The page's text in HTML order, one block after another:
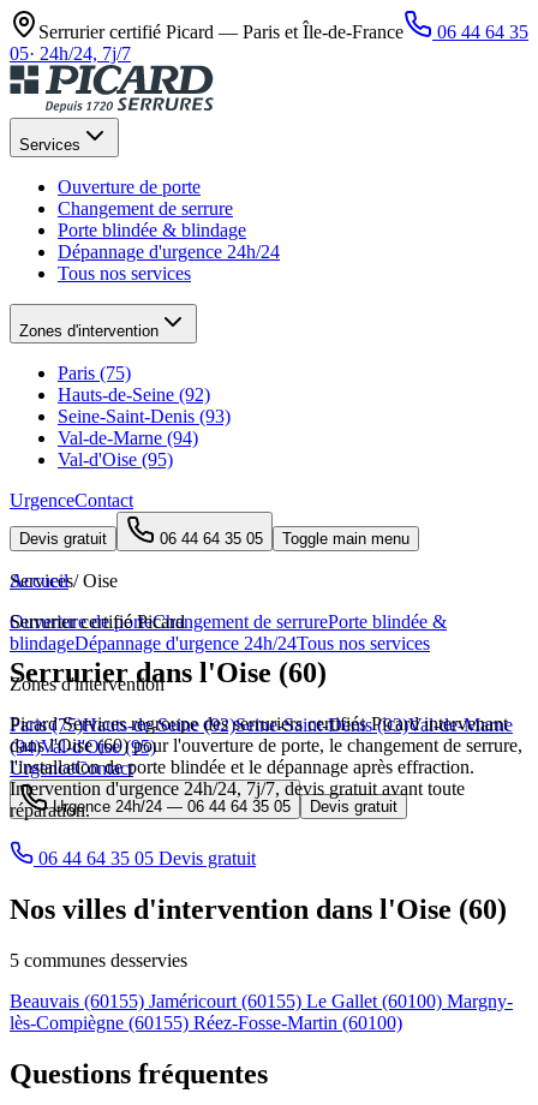
Serrurier certifié Picard — Paris et Île-de-France
06 44 64 35
05· 24h/24, 7j/7
Services
Ouverture de porte
Changement de serrure
Porte blindée & blindage
Dépannage d'urgence 24h/24
Tous nos services
Zones d'intervention
Paris (75)
Hauts-de-Seine (92)
Seine-Saint-Denis (93)
Val-de-Marne (94)
Val-d'Oise (95)
UrgenceContact
Devis gratuit 06 44 64 35 05 Toggle main menu
Services
Ouverture de porteChangement de serrurePorte blindée &
blindageDépannage d'urgence 24h/24Tous nos services
Zones d'intervention
Paris (75)Hauts-de-Seine (92)Seine-Saint-Denis (93)Val-de-Marne
(94)Val-d'Oise (95)
UrgenceContact
Urgence 24h/24 — 06 44 64 35 05 Devis gratuit
Accueil / Oise
Serrurier certifié Picard
Serrurier dans l'Oise (60)
Picard Services regroupe des serruriers certifiés Picard intervenant
dans l'Oise (60) pour l'ouverture de porte, le changement de serrure,
l'installation de porte blindée et le dépannage après effraction.
Intervention d'urgence 24h/24, 7j/7, devis gratuit avant toute
réparation.
06 44 64 35 05 Devis gratuit
Nos villes d'intervention dans l'Oise (60)
5 communes desservies
Beauvais (60155) Jaméricourt (60155) Le Gallet (60100) Margny-
lès-Compiègne (60155) Réez-Fosse-Martin (60100)
Questions fréquentes